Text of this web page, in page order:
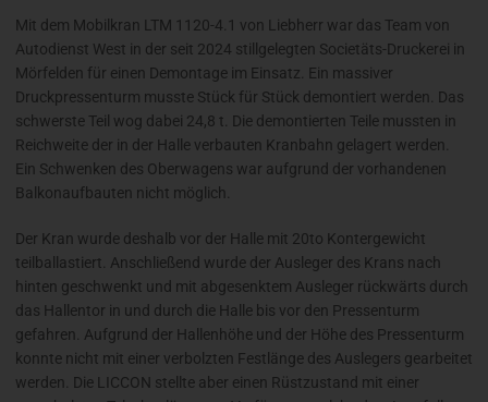
Mit dem Mobilkran LTM 1120-4.1 von Liebherr war das Team von
Autodienst West in der seit 2024 stillgelegten Societäts-Druckerei in
Mörfelden für einen Demontage im Einsatz. Ein massiver
Druckpressenturm musste Stück für Stück demontiert werden. Das
schwerste Teil wog dabei 24,8 t. Die demontierten Teile mussten in
Reichweite der in der Halle verbauten Kranbahn gelagert werden.
Ein Schwenken des Oberwagens war aufgrund der vorhandenen
Balkonaufbauten nicht möglich.
Der Kran wurde deshalb vor der Halle mit 20to Kontergewicht
teilballastiert. Anschließend wurde der Ausleger des Krans nach
hinten geschwenkt und mit abgesenktem Ausleger rückwärts durch
das Hallentor in und durch die Halle bis vor den Pressenturm
gefahren. Aufgrund der Hallenhöhe und der Höhe des Pressenturm
konnte nicht mit einer verbolzten Festlänge des Auslegers gearbeitet
werden. Die LICCON stellte aber einen Rüstzustand mit einer